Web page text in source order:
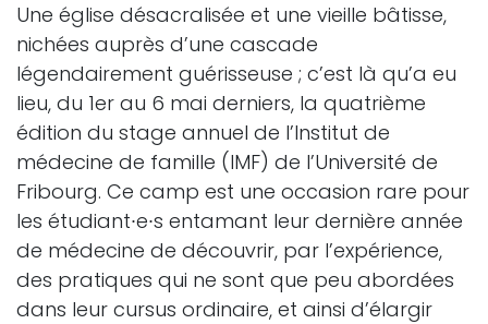
Une église désacralisée et une vieille bâtisse,
nichées auprès d’une cascade
légendairement guérisseuse ; c’est là qu’a eu
lieu, du 1er au 6 mai derniers, la quatrième
édition du stage annuel de l’Institut de
médecine de famille (IMF) de l’Université de
Fribourg. Ce camp est une occasion rare pour
les étudiant∙e∙s entamant leur dernière année
de médecine de découvrir, par l’expérience,
des pratiques qui ne sont que peu abordées
dans leur cursus ordinaire, et ainsi d’élargir